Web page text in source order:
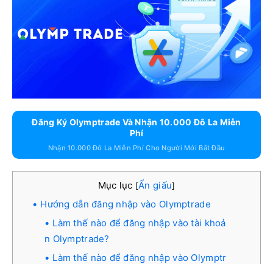
Đăng Ký Olymptrade Và Nhận 10.000 Đô La Miễn
Phí
Nhận 10.000 Đô La Miễn Phí Cho Người Mới Bắt Đầu
Mục lục [Ẩn giấu]
Hướng dẫn đăng nhập vào Olymptrade
Làm thế nào để đăng nhập vào tài khoả
n Olymptrade?
Làm thế nào để đăng nhập vào Olymptr